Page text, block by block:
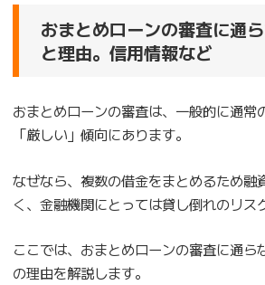
おまとめローンの審査に通
と理由。信用情報など
おまとめローンの審査は、一般的に通常
「厳しい」傾向にあります。
なぜなら、複数の借金をまとめるため融
く、金融機関にとっては貸し倒れのリス
ここでは、おまとめローンの審査に通ら
の理由を解説します。